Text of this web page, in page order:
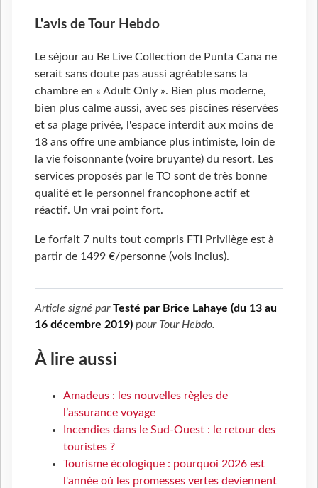
L'avis de Tour Hebdo
Le séjour au Be Live Collection de Punta Cana ne
serait sans doute pas aussi agréable sans la
chambre en « Adult Only ». Bien plus moderne,
bien plus calme aussi, avec ses piscines réservées
et sa plage privée, l'espace interdit aux moins de
18 ans offre une ambiance plus intimiste, loin de
la vie foisonnante (voire bruyante) du resort. Les
services proposés par le TO sont de très bonne
qualité et le personnel francophone actif et
réactif. Un vrai point fort.
Le forfait 7 nuits tout compris FTI Privilège est à
partir de 1499 €/personne (vols inclus).
Article signé parTesté par Brice Lahaye (du 13 au
16 décembre 2019) pour Tour Hebdo.
À lire aussi
Amadeus : les nouvelles règles de
l’assurance voyage
Incendies dans le Sud-Ouest : le retour des
touristes ?
Tourisme écologique : pourquoi 2026 est
l'année où les promesses vertes deviennent